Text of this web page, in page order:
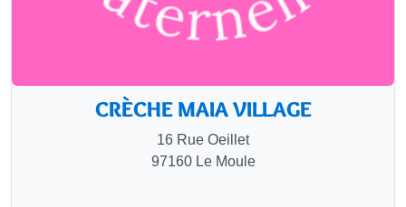
CRÈCHE MAIA VILLAGE
16 Rue Oeillet
97160 Le Moule